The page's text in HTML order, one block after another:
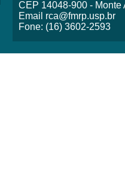
CEP 14048-900 -
Email rca@fmrp.usp.br
Fone: (16) 3602-2593